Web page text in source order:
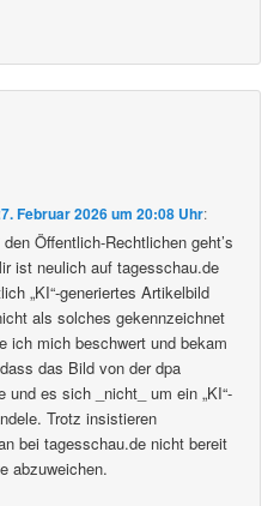
Februar 2026 um 20:08 Uhr:
Öffentlich-Rechtlichen geht’s
ist neulich auf tagesschau.de
„KI“-generiertes Artikelbild
als solches gekennzeichnet
ich mich beschwert und bekam
das Bild von der dpa
und es sich _nicht_ um ein „KI“-
Trotz insistieren
bei tagesschau.de nicht bereit
abzuweichen.